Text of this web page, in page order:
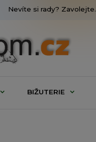
Nevíte si rady? Zavolejte.
BIŽUTERIE